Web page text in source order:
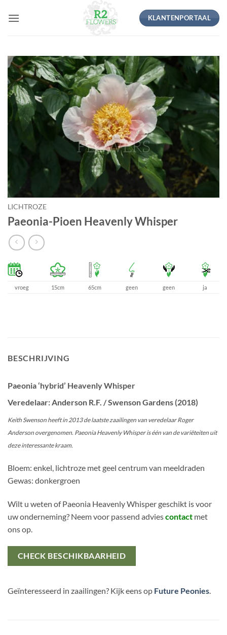
naar
KLANTENPORTAAL
LICHTROZE
Paeonia-Pioen Heavenly Whisper
vroeg 15cm 65cm geen geen ja
BESCHRIJVING
Paeonia ‘hybrid’ Heavenly Whisper
Veredelaar: Anderson R.F. / Swenson Gardens (2018)
Keith Swenson heeft in 2013 de laatste zaailingen van veredelaar Roger
Anderson overgenomen. Paeonia Heavenly Whisper is één van de variëteiten uit
deze interessante kraam.
Bloem: enkel, lichtroze met geel centrum van meeldraden
Gewas: donkergroen
Wilt u weten of Paeonia Heavenly Whisper geschikt is voor
uw onderneming? Neem voor passend adviescontact met
ons op.
CHECK BESCHIKBAARHEID
Geïnteresseerd in zaailingen? Kijk eens op Future Peonies.